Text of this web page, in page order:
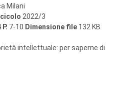
Milani
2022/3
P. 7-10 Dimensione file 132 KB
intellettuale: per saperne di